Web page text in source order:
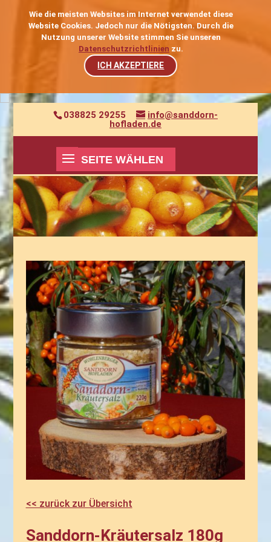
038825 29255
info@sanddorn-
hofladen.de
<< zurück zur Übersicht
Sanddorn-Kräutersalz 180g
Wie die meisten Websites im Internet verwendet diese
Website Cookies. Jedoch nur die Nötigsten. Durch die
Nutzung unserer Website stimmen Sie unseren
Datenschutzrichtlinien zu.
ICH AKZEPTIERE